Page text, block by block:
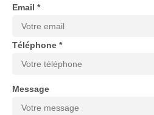
Email *
Téléphone *
Message